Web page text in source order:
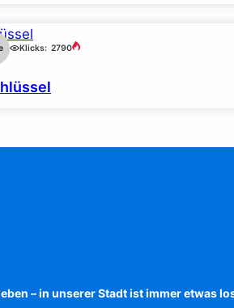
Klicks: 2790
– in unserer Stadt ist immer etwas